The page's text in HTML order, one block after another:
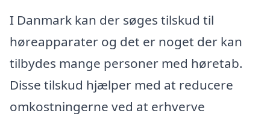
I Danmark kan der søges tilskud til
høreapparater og det er noget der kan
tilbydes mange personer med høretab.
Disse tilskud hjælper med at reducere
omkostningerne ved at erhverve